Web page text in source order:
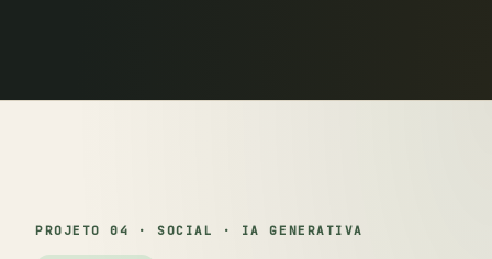
PROJETO 04 · SOCIAL · IA GENERATIVA